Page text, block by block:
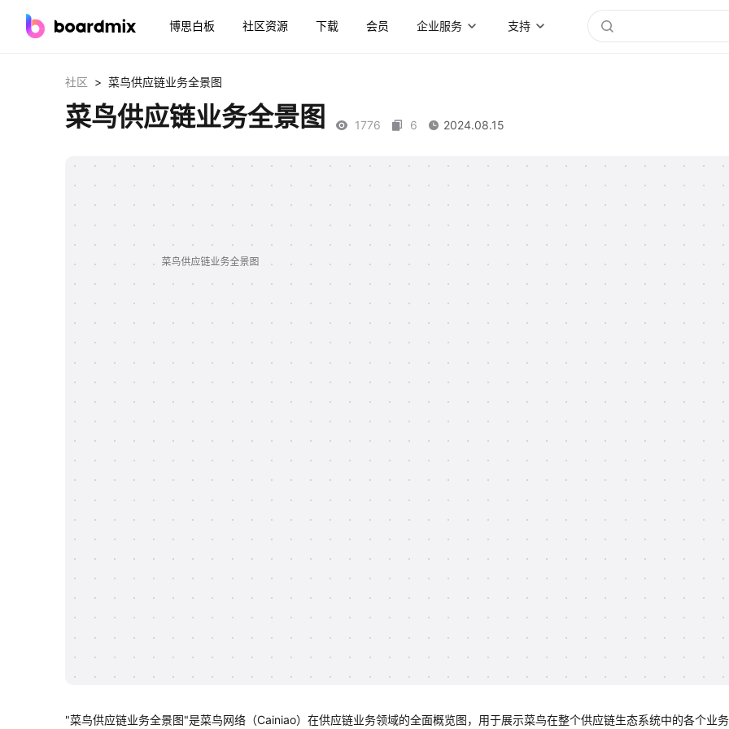
博思白板 社区资源 下载 会员 企业服务 支持
社区 > 菜鸟供应链业务全景图
菜鸟供应链业务全景图 1776 6 2024.08.15
"菜鸟供应链业务全景图"是菜鸟网络（Cainiao）在供应链业务领域的全面概览图，用于展示菜鸟在整个供应链生态系统中的各个业